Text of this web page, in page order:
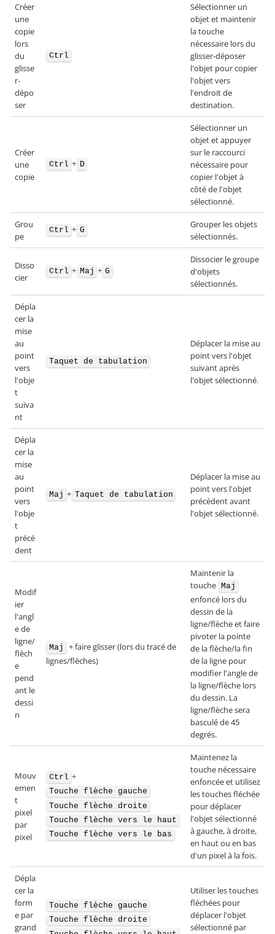
Créer
une
copie
lors
du
glisse
r-
dépo
ser
Ctrl
Sélectionner un
objet et maintenir
la touche
nécessaire lors du
glisser-déposer
l'objet pour copier
l'objet vers
l'endroit de
destination.
Créer
une
copie
Ctrl + D
Sélectionner un
objet et appuyer
sur le raccourci
nécessaire pour
copier l'objet à
côté de l'objet
sélectionné.
Grou
pe
Ctrl + G
Grouper les objets
sélectionnés.
Disso
cier
Ctrl + Maj + G
Dissocier le groupe
d'objets
sélectionnés.
Dépla
cer la
mise
au
point
vers
l'obje
t
suiva
nt
Taquet de tabulation
Déplacer la mise au
point vers l'objet
suivant après
l'objet sélectionné.
Dépla
cer la
mise
au
point
vers
l'obje
t
précé
dent
Maj + Taquet de tabulation
Déplacer la mise au
point vers l'objet
précédent avant
l'objet sélectionné.
Modif
ier
l'angl
e de
ligne/
flèch
e
pend
ant le
dessi
n
Maj
+ faire glisser (lors du tracé de
lignes/flèches)
Maintenir la
touche Maj
enfoncé lors du
dessin de la
ligne/flèche et faire
pivoter la pointe
de la flèche/la fin
de la ligne pour
modifier l'angle de
la ligne/flèche lors
du dessin. La
ligne/flèche sera
basculé de 45
degrés.
Mouv
emen
t
pixel
par
pixel
Ctrl +
Touche flèche gauche
Touche flèche droite
Touche flèche vers le haut
Touche flèche vers le bas
Maintenez la
touche nécessaire
enfoncée et utilisez
les touches fléchée
pour déplacer
l'objet sélectionné
à gauche, à droite,
en haut ou en bas
d'un pixel à la fois.
Dépla
cer la
form
e par
grand
Touche flèche gauche
Touche flèche droite
Utiliser les touches
fléchées pour
déplacer l'objet
sélectionné par